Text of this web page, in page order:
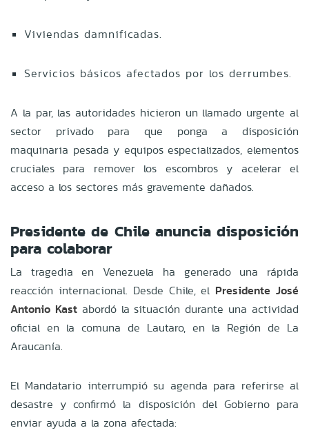
Viviendas damnificadas.
Servicios básicos afectados por los derrumbes.
A la par, las autoridades hicieron un llamado urgente al
sector privado para que ponga a disposición
maquinaria pesada y equipos especializados, elementos
cruciales para remover los escombros y acelerar el
acceso a los sectores más gravemente dañados.
Presidente de Chile anuncia disposición
para colaborar
La tragedia en Venezuela ha generado una rápida
reacción internacional. Desde Chile, el Presidente José
Antonio Kastabordó la situación durante una actividad
oficial en la comuna de Lautaro, en la Región de La
Araucanía.
El Mandatario interrumpió su agenda para referirse al
desastre y confirmó la disposición del Gobierno para
enviar ayuda a la zona afectada: